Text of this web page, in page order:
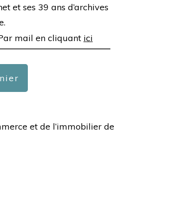
et ses 39 ans d’archives
mail en cliquant ici
et de l’immobilier de